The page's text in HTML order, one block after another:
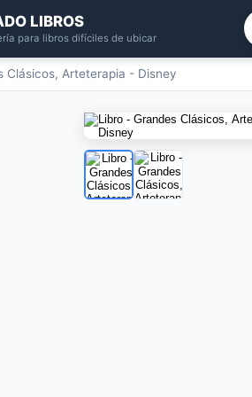
LIBROS
para libros difíciles de ubicar
Clásicos, Arteterapia - Disney